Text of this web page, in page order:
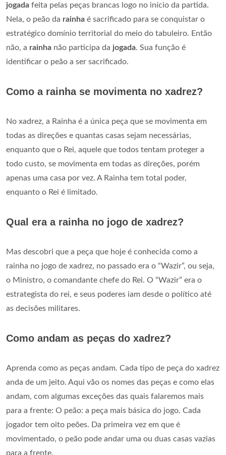
jogada feita pelas peças brancas logo no início da partida.
Nela, o peão da rainha é sacrificado para se conquistar o
estratégico domínio territorial do meio do tabuleiro. Então
não, a rainha não participa da jogada. Sua função é
identificar o peão a ser sacrificado.
Como a rainha se movimenta no xadrez?
No xadrez, a Rainha é a única peça que se movimenta em
todas as direções e quantas casas sejam necessárias,
enquanto que o Rei, aquele que todos tentam proteger a
todo custo, se movimenta em todas as direções, porém
apenas uma casa por vez. A Rainha tem total poder,
enquanto o Rei é limitado.
Qual era a rainha no jogo de xadrez?
Mas descobri que a peça que hoje é conhecida como a
rainha no jogo de xadrez, no passado era o “Wazir”, ou seja,
o Ministro, o comandante chefe do Rei. O “Wazir” era o
estrategista do rei, e seus poderes iam desde o político até
as decisões militares.
Como andam as peças do xadrez?
Aprenda como as peças andam. Cada tipo de peça do xadrez
anda de um jeito. Aqui vão os nomes das peças e como elas
andam, com algumas exceções das quais falaremos mais
para a frente: O peão: a peça mais básica do jogo. Cada
jogador tem oito peões. Da primeira vez em que é
movimentado, o peão pode andar uma ou duas casas vazias
para a frente.